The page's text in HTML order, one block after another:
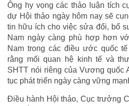
Ông hy vọng các thảo luận tích
dự Hội thảo ngày hôm nay sẽ
tin hữu ích cho việc sửa đổi, bổ
Nam ngày càng phù hợp hơn
Nam trong các điều ước quốc
rằng mối quan hệ kinh tế và
SHTT nói riêng của Vương quốc
tục phát triển ngày càng vững
Điều hành Hội thảo, Cục trưởng